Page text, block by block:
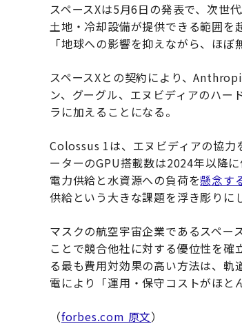
スペースXは5月6日の発表で、次世
土地・冷却設備が提供できる範囲を
「地球への影響を抑えながら、ほ
スペースXとの契約により、
ン、グーグル、エヌビディアのハー
ラに加えることになる。
Colossus 1は、エヌビディアの協力
ーターのGPU搭載数は2024年以降
電力供給と水資源への負荷を懸念す
供給という大きな課題を浮き彫りに
マスクの航空宇宙企業であるスペー
ことで競合他社に対する優位性を
る最も費用対効果の高い方法は、
電により「運用・保守コストがほと
（forbes.com 原文）